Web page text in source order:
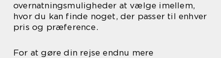
overnatningsmuligheder at vælge imellem,
hvor du kan finde noget, der passer til enhver
pris og præference.
For at gøre din rejse endnu mere